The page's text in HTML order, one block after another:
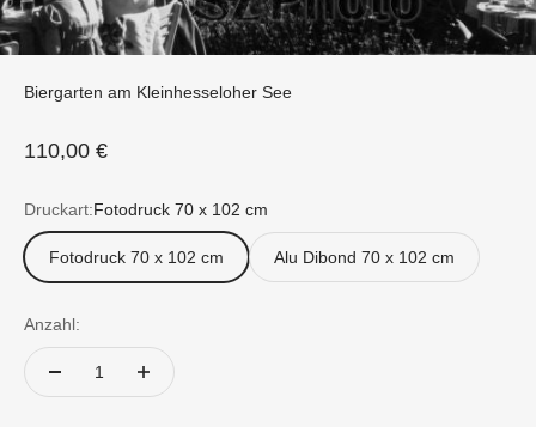
Biergarten am Kleinhesseloher See
Angebot
110,00 €
Druckart:Fotodruck 70 x 102 cm
Fotodruck 70 x 102 cm Alu Dibond 70 x 102 cm
Anzahl: